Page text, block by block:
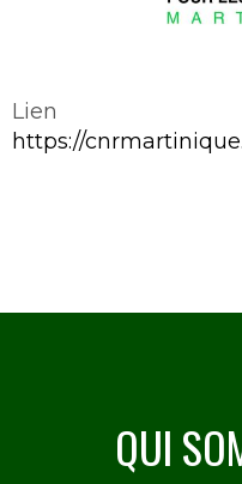
Lien
https://
QUI